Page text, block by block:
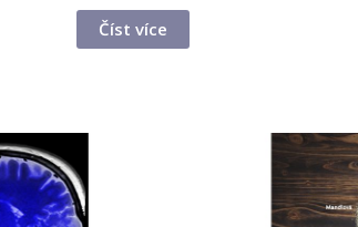
zůstaly soubory
GATE...
Číst více
regiony se na
specialita už